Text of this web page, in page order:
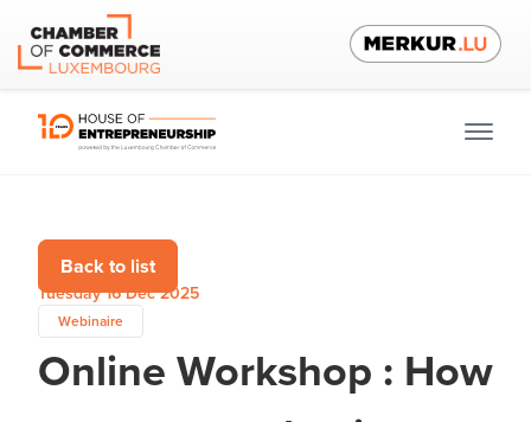
Back to list
Tuesday 16 Dec 2025
Webinaire
Online Workshop : How